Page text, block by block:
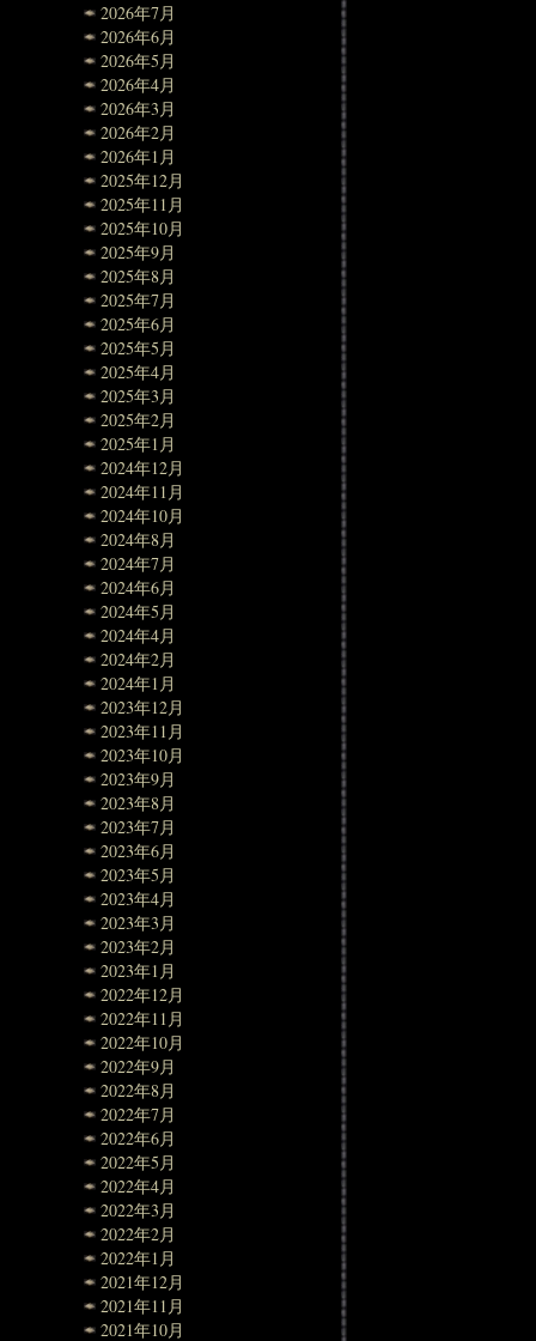
2026年7月
2026年6月
2026年5月
2026年4月
2026年3月
2026年2月
2026年1月
2025年12月
2025年11月
2025年10月
2025年9月
2025年8月
2025年7月
2025年6月
2025年5月
2025年4月
2025年3月
2025年2月
2025年1月
2024年12月
2024年11月
2024年10月
2024年8月
2024年7月
2024年6月
2024年5月
2024年4月
2024年2月
2024年1月
2023年12月
2023年11月
2023年10月
2023年9月
2023年8月
2023年7月
2023年6月
2023年5月
2023年4月
2023年3月
2023年2月
2023年1月
2022年12月
2022年11月
2022年10月
2022年9月
2022年8月
2022年7月
2022年6月
2022年5月
2022年4月
2022年3月
2022年2月
2022年1月
2021年12月
2021年11月
2021年10月